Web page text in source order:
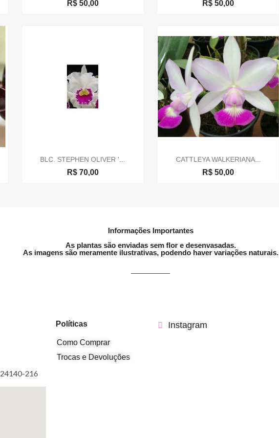
R$ 50,00 R$ 50,00
 Visualização rápida
BLC. STEPHEN OLIVER '...
R$ 70,00
 Visualização rápida
CATTLEYA WALKERIANA...
R$ 50,00
Informações Importantes
As plantas são enviadas sem flor e desenvasadas.
As imagens são meramente ilustrativas, podendo haver variações naturais.
24140-216
Políticas
Como Comprar
Trocas e Devoluções
Instagram